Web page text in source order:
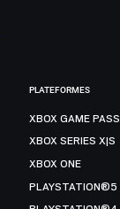
PLATEFORMES
XBOX GAME PASS
XBOX SERIES X|S
XBOX ONE
PLAYSTATION®5